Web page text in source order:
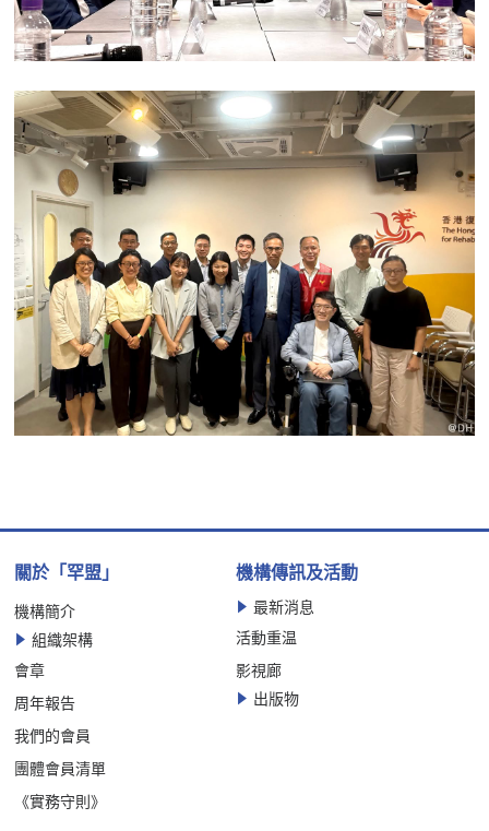
關於「罕盟」
機構簡介
組織架構
會章
周年報告
我們的會員
團體會員清單
《實務守則》
機構傳訊及活動
最新消息
活動重温
影視廊
出版物